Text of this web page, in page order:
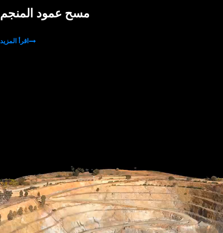
مسح عمود المنجم
اقرأ المزيد